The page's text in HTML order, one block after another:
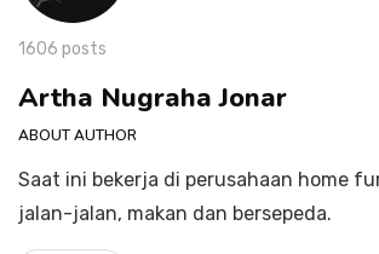
1606 posts
Artha Nugraha Jonar
ABOUT AUTHOR
Saat ini bekerja di perusahaan home
jalan-jalan, makan dan bersepeda.